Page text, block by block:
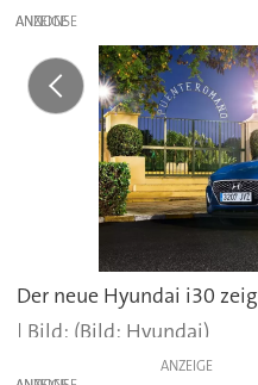
ANZEIGE
(Bild: Hyundai)
ANZEIGE